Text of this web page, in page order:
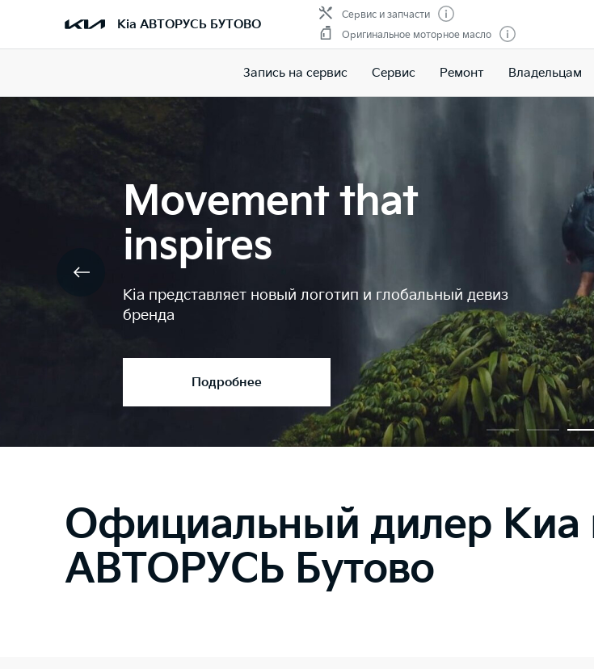
Kia АВТОРУСЬ БУТОВО
Сервис и запчасти
Оригинальное моторное масло
Запись на сервис Сервис Ремонт Владельцам
Movement that
inspires
Kia представляет новый логотип и глобальный девиз
бренда
Подробнее
Официальный дилер Киа
АВТОРУСЬ Бутово